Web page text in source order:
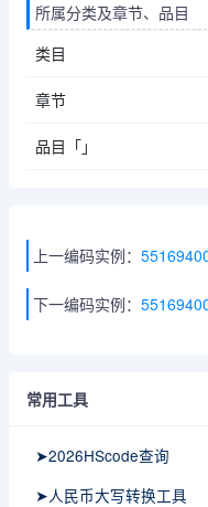
所属分类及章节、品目
类目
章节
品目「」
上一编码实例：
下一编码实例：
常用工具
➤2026HScode查询
➤人民币大写转换工具